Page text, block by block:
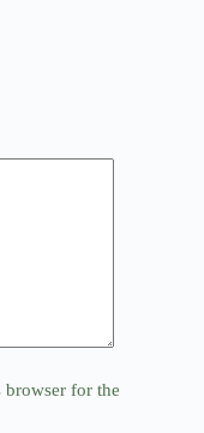
browser for the